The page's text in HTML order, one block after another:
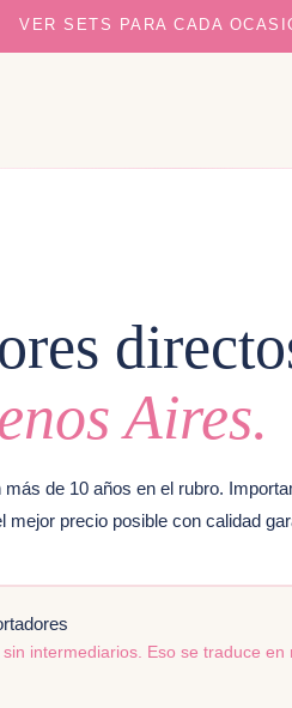
VER SETS PARA CADA
Aires.
de 10 años en el rubro.
mejor precio posible con calidad
intermediarios. Eso se traduce